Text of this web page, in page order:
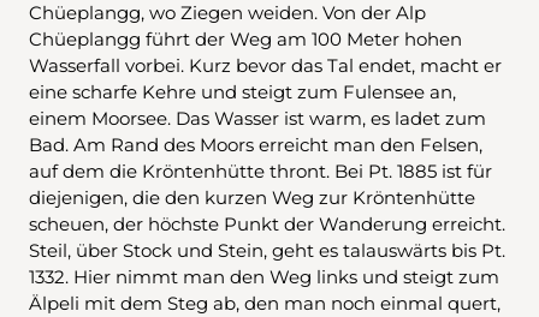
Chüeplangg, wo Ziegen weiden. Von der Alp
Chüeplangg führt der Weg am 100 Meter hohen
Wasserfall vorbei. Kurz bevor das Tal endet, macht er
eine scharfe Kehre und steigt zum Fulensee an,
einem Moorsee. Das Wasser ist warm, es ladet zum
Bad. Am Rand des Moors erreicht man den Felsen,
auf dem die Kröntenhütte thront. Bei Pt. 1885 ist für
diejenigen, die den kurzen Weg zur Kröntenhütte
scheuen, der höchste Punkt der Wanderung erreicht.
Steil, über Stock und Stein, geht es talauswärts bis Pt.
1332. Hier nimmt man den Weg links und steigt zum
Älpeli mit dem Steg ab, den man noch einmal quert,